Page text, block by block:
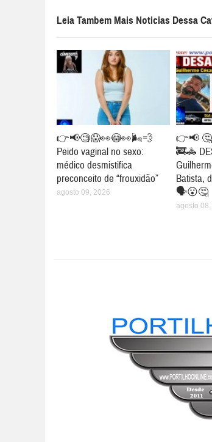
Leia Tambem Mais Noticias Dessa
👉📢🧐😱👀😳👀🌬💨
Peido vaginal no sexo:
médico desmistifica
preconceito de “frouxidão”
agosto 09, 2026
👉📢
🚒🚓
Batista,
🗣😮🤔
agosto